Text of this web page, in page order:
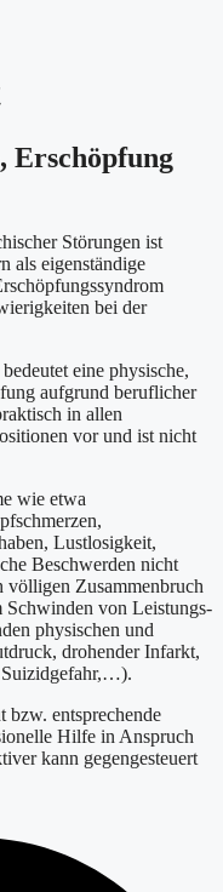
Erschöpfung
Störungen ist
als eigenständige
bei der
eine physische,
aufgrund beruflicher
in allen
vor und ist nicht
wie etwa
Lustlosigkeit,
Beschwerden nicht
völligen Zusammenbruch
Schwinden von Leistungs-
physischen und
drohender Infarkt,
Suizidgefahr,…).
bzw. entsprechende
Hilfe in Anspruch
kann gegengesteuert